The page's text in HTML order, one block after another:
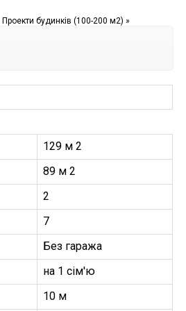
Проекти будинків (100-200 м2) »
129 м 2
89 м 2
2
7
Без гаража
на 1 сім'ю
10 м